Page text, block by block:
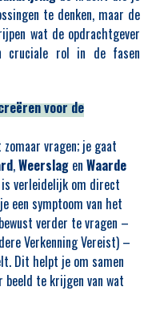
te denken, maar de
wat de opdrachtgever
cruciale rol in de fasen
voor de
vragen; je gaat
,Weerslag en Waarde
is verleidelijk om direct
een symptoom van het
verder te vragen –
Verkenning Vereist) –
Dit helpt je om samen
te krijgen van wat